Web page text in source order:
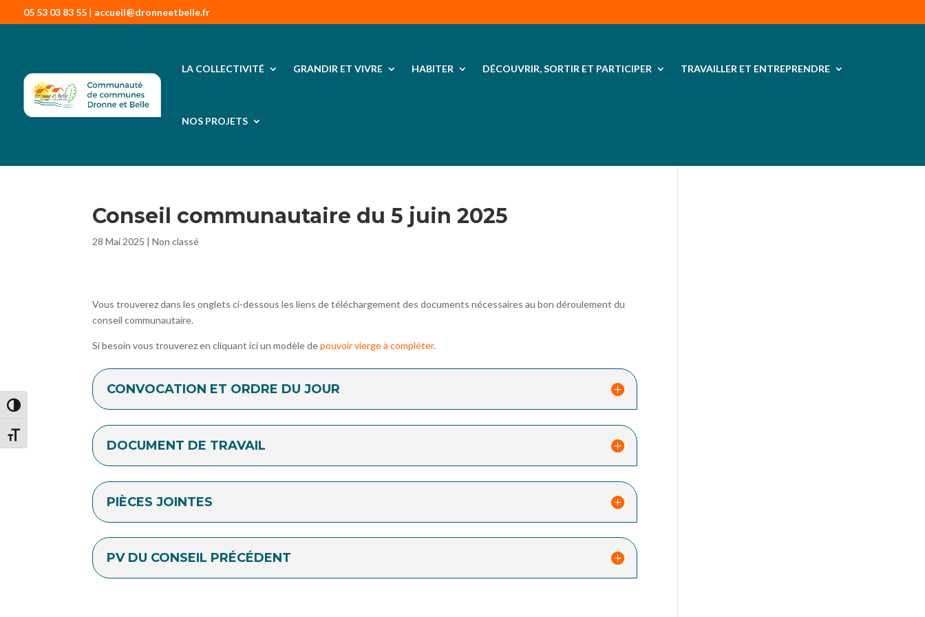
Passer en contraste élevé
Changer la taille de la police
05 53 03 83 55| accueil@dronneetbelle.fr
LA COLLECTIVITÉ GRANDIR ET VIVRE HABITER DÉCOUVRIR, SORTIR ET PARTICIPER TRAVAILLER ET ENTREPRENDRE
NOS PROJETS
Conseil communautaire du 5 juin 2025
28 Mai 2025 |Non classé
Vous trouverez dans les onglets ci-dessous les liens de téléchargement des documents nécessaires au bon déroulement du
conseil communautaire.
Si besoin vous trouverez en cliquant ici un modèle depouvoir vierge à compléter.
CONVOCATION ET ORDRE DU JOUR
DOCUMENT DE TRAVAIL
PIÈCES JOINTES
PV DU CONSEIL PRÉCÉDENT